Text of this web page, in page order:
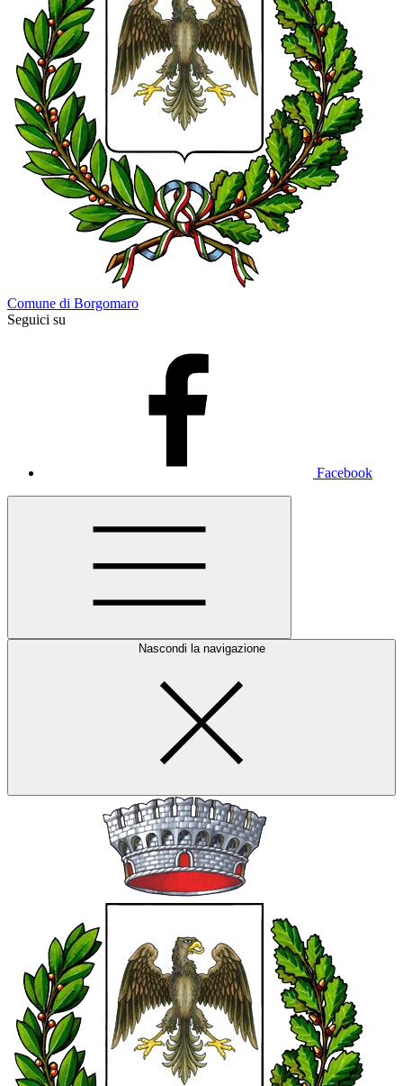
Comune di Borgomaro
Seguici su
Facebook
Nascondi la navigazione